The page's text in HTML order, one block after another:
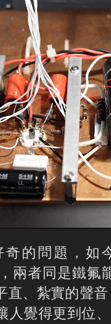
的問題，如
兩者同是鐵
直、紮實的聲
人覺得更到位